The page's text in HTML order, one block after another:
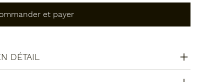
et payer
DÉTAIL